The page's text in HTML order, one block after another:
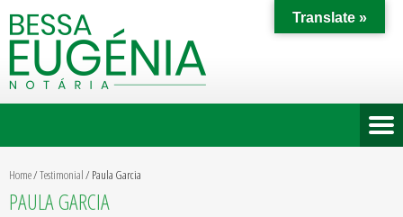
Home/Testimonial/ Paula Garcia
PAULA GARCIA
Translate »